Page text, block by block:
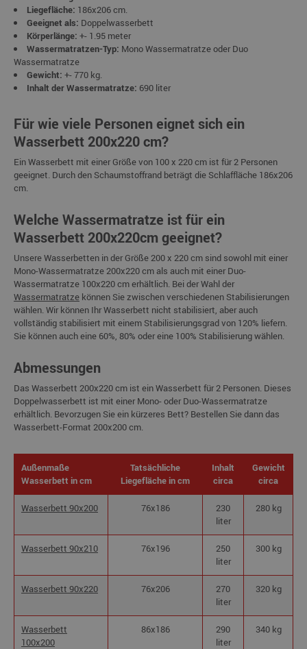
Liegefläche: 186x206 cm.
Geeignet als: Doppelwasserbett
Körperlänge: +- 1.95 meter
Wassermatratzen-Typ: Mono Wassermatratze oder Duo
Wassermatratze
Gewicht: +- 770 kg.
Inhalt der Wassermatratze: 690 liter
Für wie viele Personen eignet sich ein
Wasserbett 200x220 cm?
Ein Wasserbett mit einer Größe von 100 x 220 cm ist für 2 Personen
geeignet. Durch den Schaumstoffrand beträgt die Schlaffläche 186x206
cm.
Welche Wassermatratze ist für ein
Wasserbett 200x220cm geeignet?
Unsere Wasserbetten in der Größe 200 x 220 cm sind sowohl mit einer
Mono-Wassermatratze 200x220 cm als auch mit einer Duo-
Wassermatratze 100x220 cm erhältlich. Bei der Wahl der
Wassermatratze können Sie zwischen verschiedenen Stabilisierungen
wählen. Wir können Ihr Wasserbett nicht stabilisiert, aber auch
vollständig stabilisiert mit einem Stabilisierungsgrad von 120% liefern.
Sie können auch eine 60%, 80% oder eine 100% Stabilisierung wählen.
Abmessungen
Das Wasserbett 200x220 cm ist ein Wasserbett für 2 Personen. Dieses
Doppelwasserbett ist mit einer Mono- oder Duo-Wassermatratze
erhältlich. Bevorzugen Sie ein kürzeres Bett? Bestellen Sie dann das
Wasserbett-Format 200x200 cm.
Außenmaße
Wasserbett in cm
Tatsächliche
Liegefläche in cm
Inhalt
circa
Gewicht
circa
Wasserbett 90x200 76x186
230
liter
280 kg
Wasserbett 90x210 76x196
250
liter
300 kg
Wasserbett 90x220 76x206
270
liter
320 kg
Wasserbett
100x200
86x186
290
liter
340 kg